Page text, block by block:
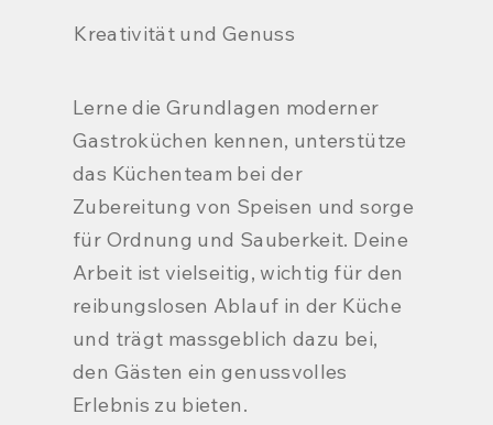
Kreativität und Genuss
Lerne die Grundlagen moderner
Gastroküchen kennen, unterstütze
das Küchenteam bei der
Zubereitung von Speisen und sorge
für Ordnung und Sauberkeit. Deine
Arbeit ist vielseitig, wichtig für den
reibungslosen Ablauf in der Küche
und trägt massgeblich dazu bei,
den Gästen ein genussvolles
Erlebnis zu bieten.